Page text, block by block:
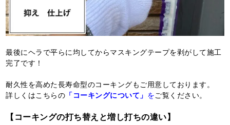
最後にヘラで平らに均してからマスキングテープを剥がして施工
完了です！
耐久性を高めた長寿命型のコーキングもご用意しております。
詳しくはこちらの 「コーキングについて」 をご覧ください。
【コーキングの打ち替えと増し打ちの違い】